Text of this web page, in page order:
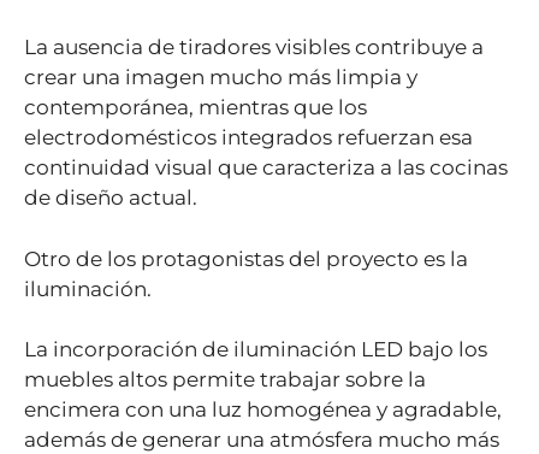
La ausencia de tiradores visibles contribuye a
crear una imagen mucho más limpia y
contemporánea, mientras que los
electrodomésticos integrados refuerzan esa
continuidad visual que caracteriza a las cocinas
de diseño actual.
Otro de los protagonistas del proyecto es la
iluminación.
La incorporación de iluminación LED bajo los
muebles altos permite trabajar sobre la
encimera con una luz homogénea y agradable,
además de generar una atmósfera mucho más